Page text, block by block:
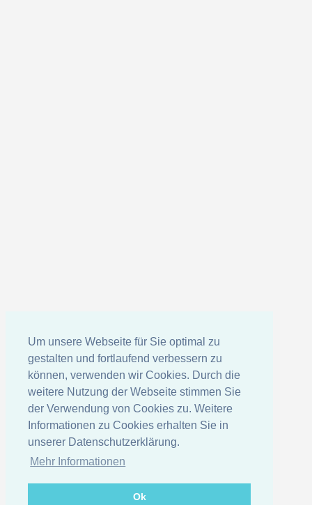
Um unsere Webseite für Sie optimal zu
gestalten und fortlaufend verbessern zu
können, verwenden wir Cookies. Durch die
weitere Nutzung der Webseite stimmen Sie
der Verwendung von Cookies zu. Weitere
Informationen zu Cookies erhalten Sie in
unserer Datenschutzerklärung.
Mehr Informationen
Ok